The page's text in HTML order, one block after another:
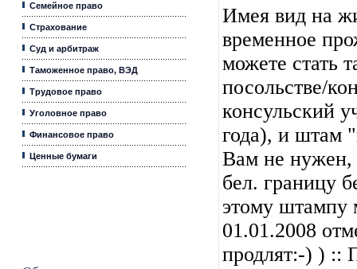
Семейное право
Страхование
Суд и арбитраж
Таможенное право, ВЭД
Трудовое право
Уголовное право
Финансовое право
Ценные бумаги
Имея вид на
временное
можете стать
посольстве/
консульский
года), и штам
Вам не нужен,
бел. границу
этому штампу
01.01.2008
продлят:-) ) ::